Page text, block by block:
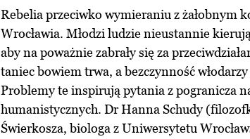
Rebelia przeciwko wymieraniu z żałobnym
Wrocławia. Młodzi ludzie nieustannie
aby na poważnie zabrały się za
taniec bowiem trwa, a bezczynność
Problemy te inspirują pytania z pogranicza
humanistycznych. Dr Hanna Schudy
Świerkosza, biologa z Uniwersytetu